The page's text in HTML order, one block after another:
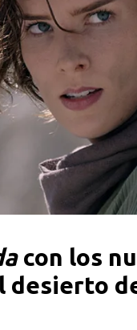
con los
desierto